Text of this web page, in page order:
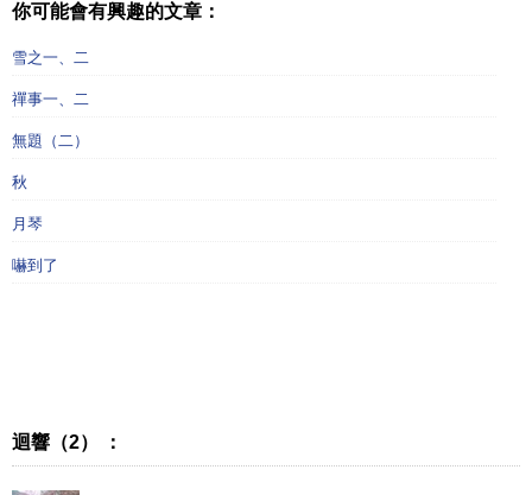
你可能會有興趣的文章：
雪之一、二
禪事一、二
無題（二）
秋
月琴
嚇到了
迴響（2） ：